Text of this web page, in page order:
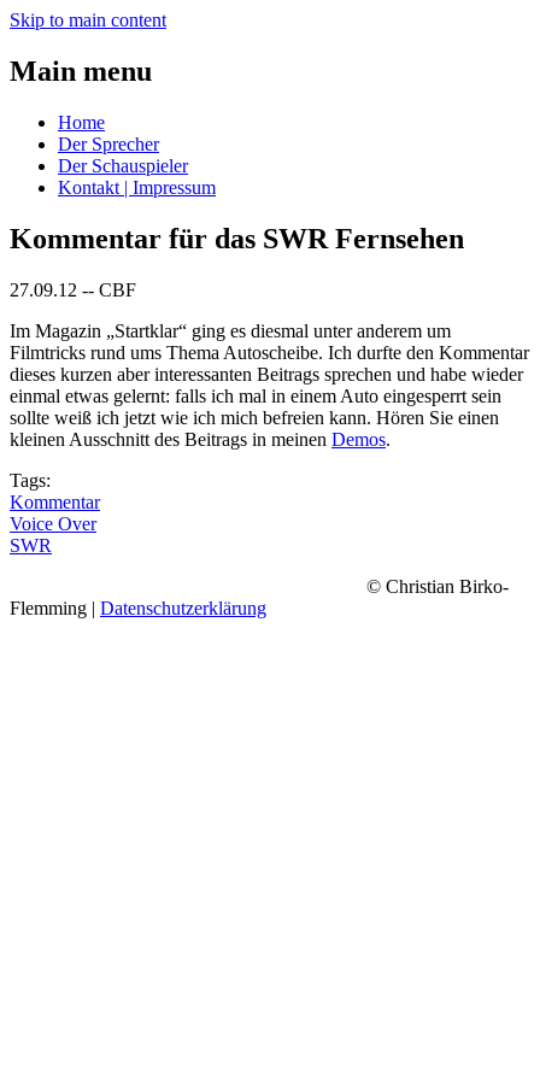
Skip to main content
Main menu
Home
Der Sprecher
Der Schauspieler
Kontakt | Impressum
Kommentar für das SWR Fernsehen
27.09.12 -- CBF
Im Magazin „Startklar“ ging es diesmal unter anderem um
Filmtricks rund ums Thema Autoscheibe. Ich durfte den Kommentar
dieses kurzen aber interessanten Beitrags sprechen und habe wieder
einmal etwas gelernt: falls ich mal in einem Auto eingesperrt sein
sollte weiß ich jetzt wie ich mich befreien kann. Hören Sie einen
kleinen Ausschnitt des Beitrags in meinen Demos.
Tags:
Kommentar
Voice Over
SWR
© Christian Birko-
Flemming | Datenschutzerklärung